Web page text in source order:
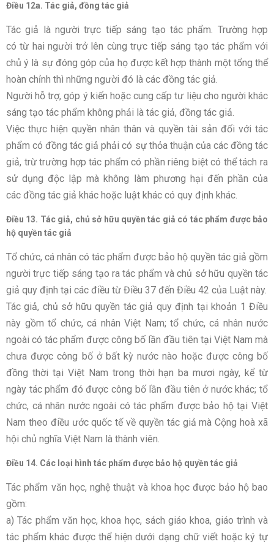
Điều 12a. Tác giả, đồng tác giả
Tác giả là người trực tiếp sáng tạo tác phẩm. Trường hợp
có từ hai người trở lên cùng trực tiếp sáng tạo tác phẩm với
chủ ý là sự đóng góp của họ được kết hợp thành một tổng thể
hoàn chỉnh thì những người đó là các đồng tác giả.
Người hỗ trợ, góp ý kiến hoặc cung cấp tư liệu cho người khác
sáng tạo tác phẩm không phải là tác giả, đồng tác giả.
Việc thực hiện quyền nhân thân và quyền tài sản đối với tác
phẩm có đồng tác giả phải có sự thỏa thuận của các đồng tác
giả, trừ trường hợp tác phẩm có phần riêng biệt có thể tách ra
sử dụng độc lập mà không làm phương hại đến phần của
các đồng tác giả khác hoặc luật khác có quy định khác.
Điều 13. Tác giả, chủ sở hữu quyền tác giả có tác phẩm được bảo
hộ quyền tác giả
Tổ chức, cá nhân có tác phẩm được bảo hộ quyền tác giả gồm
người trực tiếp sáng tạo ra tác phẩm và chủ sở hữu quyền tác
giả quy định tại các điều từ Điều 37 đến Điều 42 của Luật này.
Tác giả, chủ sở hữu quyền tác giả quy định tại khoản 1 Điều
này gồm tổ chức, cá nhân Việt Nam; tổ chức, cá nhân nước
ngoài có tác phẩm được công bố lần đầu tiên tại Việt Nam mà
chưa được công bố ở bất kỳ nước nào hoặc được công bố
đồng thời tại Việt Nam trong thời hạn ba mươi ngày, kể từ
ngày tác phẩm đó được công bố lần đầu tiên ở nước khác; tổ
chức, cá nhân nước ngoài có tác phẩm được bảo hộ tại Việt
Nam theo điều ước quốc tế về quyền tác giả mà Cộng hoà xã
hội chủ nghĩa Việt Nam là thành viên.
Điều 14. Các loại hình tác phẩm được bảo hộ quyền tác giả
Tác phẩm văn học, nghệ thuật và khoa học được bảo hộ bao
gồm:
a) Tác phẩm văn học, khoa học, sách giáo khoa, giáo trình và
tác phẩm khác được thể hiện dưới dạng chữ viết hoặc ký tự